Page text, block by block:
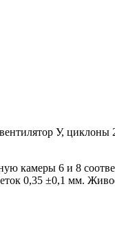
У, циклоны
камеры 6 и 8
0,35 ±0,1 мм.